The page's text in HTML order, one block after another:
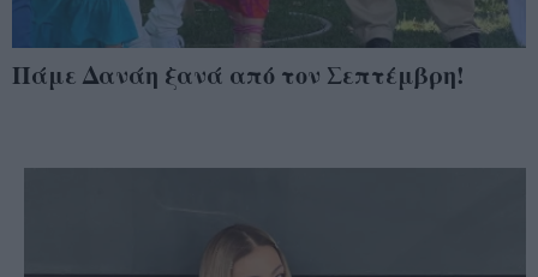
Πάμε Δανάη ξανά από τον Σεπτέμβρη!